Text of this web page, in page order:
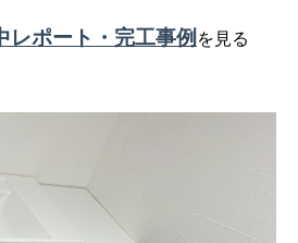
レポート・完工事例 を見る